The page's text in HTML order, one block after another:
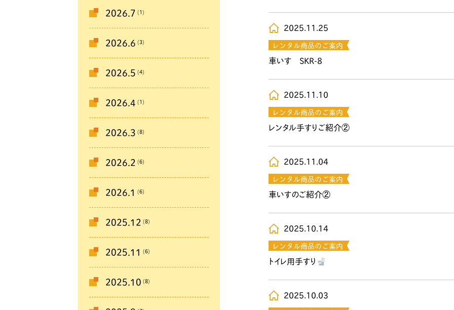
2026.7 (1)
2026.6 (3)
2026.5 (4)
2026.4 (1)
2026.3 (8)
2026.2 (6)
2026.1 (6)
2025.12 (8)
2025.11 (6)
2025.10 (8)
2025.11.25
レンタル商品のご案内
車いす SKR-8
2025.11.10
レンタル商品のご案内
レンタル手すりご紹介②
2025.11.04
レンタル商品のご案内
車いすのご紹介②
2025.10.14
レンタル商品のご案内
トイレ用手すり
2025.10.03